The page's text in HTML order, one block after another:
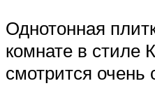
Однотонная
комнате в стиле
смотрится очень